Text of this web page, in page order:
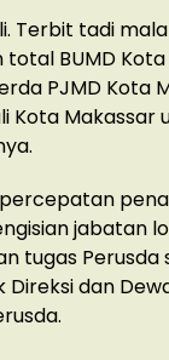
Terbit tadi
BUMD Kota
PJMD Kota
Kota
jabatan
tugas Perusda
Direksi dan